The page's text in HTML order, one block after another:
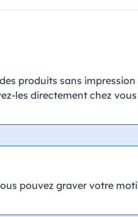
produits sans
les directement chez vous
pouvez graver votre